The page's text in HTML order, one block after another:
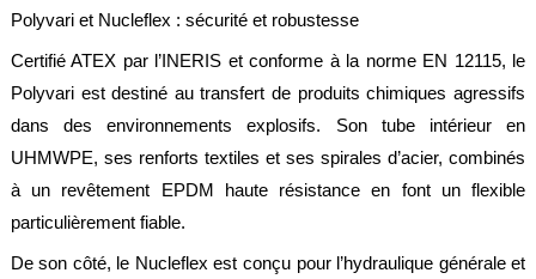
Polyvari et Nucleflex : sécurité et robustesse
Certifié ATEX par l’INERIS et conforme à la norme EN 12115, le
Polyvari est destiné au transfert de produits chimiques agressifs
dans des environnements explosifs. Son tube intérieur en
UHMWPE, ses renforts textiles et ses spirales d’acier, combinés
à un revêtement EPDM haute résistance en font un flexible
particulièrement fiable.
De son côté, le Nucleflex est conçu pour l’hydraulique générale et